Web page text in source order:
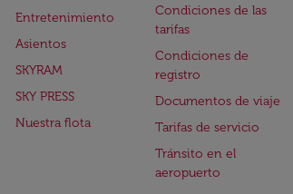
Entretenimiento
Asientos
SKYRAM
SKY PRESS
Nuestra flota
Condiciones de las
tarifas
Condiciones de
registro
Documentos de viaje
Tarifas de servicio
Tránsito en el
aeropuerto